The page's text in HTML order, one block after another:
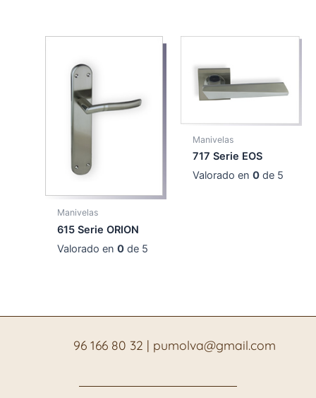
Manivelas
615 Serie ORION
Valorado en0 de 5
Manivelas
717 Serie EOS
Valorado en0 de 5
96 166 80 32 | pumolva@gmail.com